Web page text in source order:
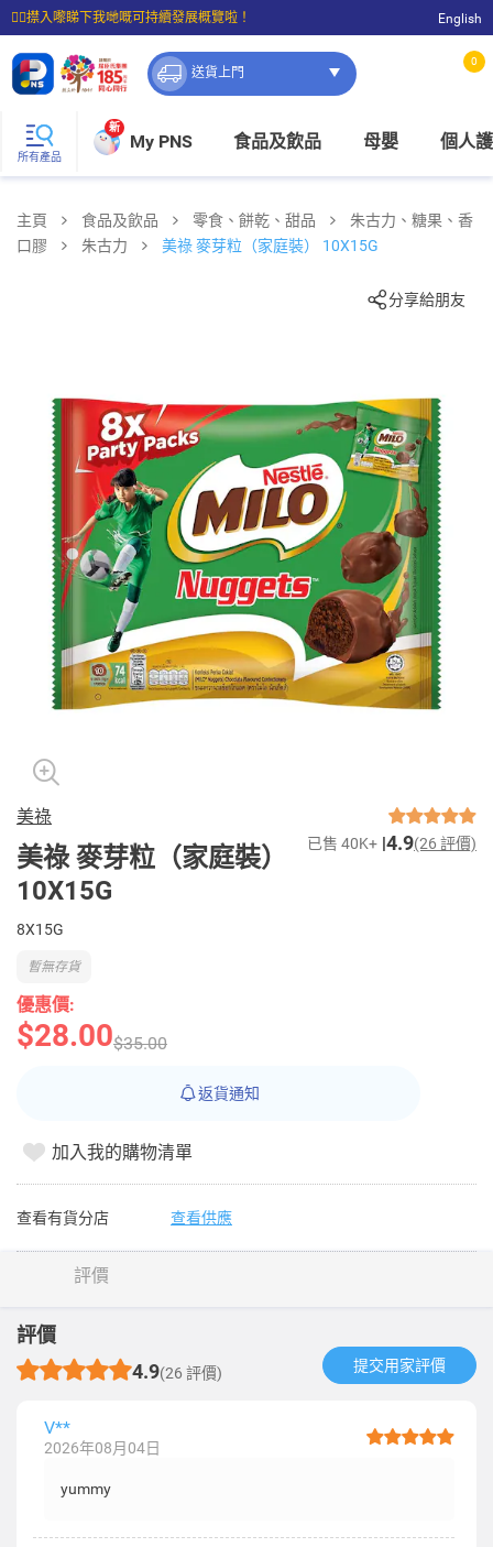
☝🏼㩒入嚟睇下我哋嘅可持續發展概覽啦！
⭐購物滿$399即享免費送貨；滿$100即可免費店取。
English
送貨上門
0
所有產品
新
My PNS 食品及飲品 母嬰 個人
主頁 食品及飲品 零食、餅乾、甜品
朱古力、糖果、香
口膠
朱古力 美祿 麥芽粒（家庭裝） 10X15G
分享給朋友
美祿
美祿 麥芽粒（家庭裝）
10X15G
已售 40K+ 4.9(26 評價)
8X15G
優惠價:
$28.00$35.00
暫無存貨
返貨通知
加入我的購物清單
查看有貨分店 查看供應
評價
評價
4.9(26 評價) 提交用家評價​
V**
2026年08月04日
yummy